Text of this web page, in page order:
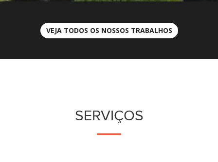
VEJA TODOS OS NOSSOS TRABALHOS
SERVIÇOS